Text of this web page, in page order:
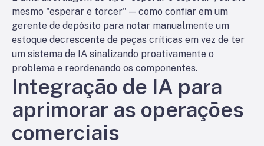
mesmo "esperar e torcer" — como confiar em um
gerente de depósito para notar manualmente um
estoque decrescente de peças críticas em vez de ter
um sistema de IA sinalizando proativamente o
problema e reordenando os componentes.
Integração de IA para
aprimorar as operações
comerciais